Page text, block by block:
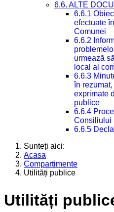
6.6. ALTE
6.6.1
efectuate
Comunei
6.6.2
urmează
local al
6.6.3
în
exprimate
publice
6.6.4
Consiliului
6.6.5
Sunteți aici:
Acasa
Compartimente
Utilități publice
Utilități